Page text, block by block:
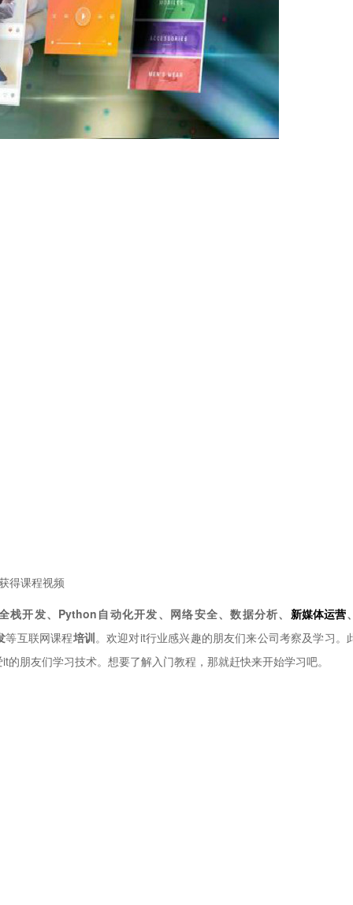
得课程视频
开发、Python自动化开发、网络安全、数据分析、 新媒体运营
等互联网课程培训。欢迎对it行业感兴趣的朋友们来公司考察及学习。
的朋友们学习技术。想要了解入门教程，那就赶快来开始学习吧。